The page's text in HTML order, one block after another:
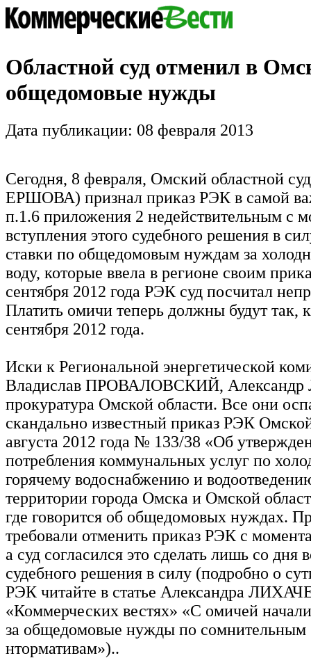
Областной суд отменил в
общедомовые нужды
Дата публикации: 08 февраля 2013
Сегодня, 8 февраля, Омский областной
ЕРШОВА) признал приказ РЭК в самой
п.1.6 приложения 2 недействительным с
вступления этого судебного решения в
ставки по общедомовым нуждам за
воду, которые ввела в регионе своим
сентября 2012 года РЭК суд посчитал
Платить омичи теперь должны будут так,
сентября 2012 года.
Иски к Региональной энергетической
Владислав ПРОВАЛОВСКИЙ,
прокуратура Омской области. Все они
скандально известный приказ РЭК
августа 2012 года № 133/38 «Об
потребления коммунальных услуг по
горячему водоснабжению и
территории города Омска и Омской
где говорится об общедомовых нуждах.
требовали отменить приказ РЭК с
а суд согласился это сделать лишь со дня
судебного решения в силу (подробно о
РЭК читайте в статье Александра
«Коммерческих вестях» «С омичей
за общедомовые нужды по сомнительным
нтормативам»)..